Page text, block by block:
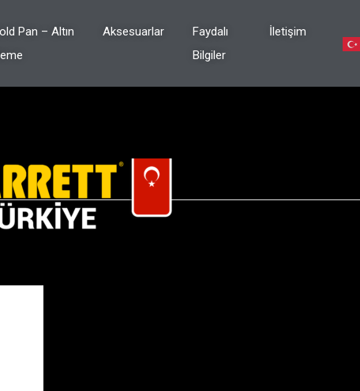
Pan – Altın
Aksesuarlar
Faydalı
Bilgiler
İletişim